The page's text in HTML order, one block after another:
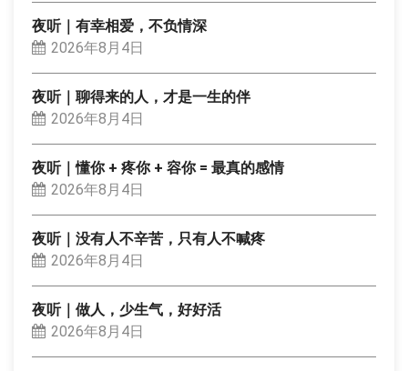
夜听｜有幸相爱，不负情深
2026年8月4日
夜听｜聊得来的人，才是一生的伴
2026年8月4日
夜听｜懂你 + 疼你 + 容你 = 最真的感情
2026年8月4日
夜听｜没有人不辛苦，只有人不喊疼
2026年8月4日
夜听｜做人，少生气，好好活
2026年8月4日